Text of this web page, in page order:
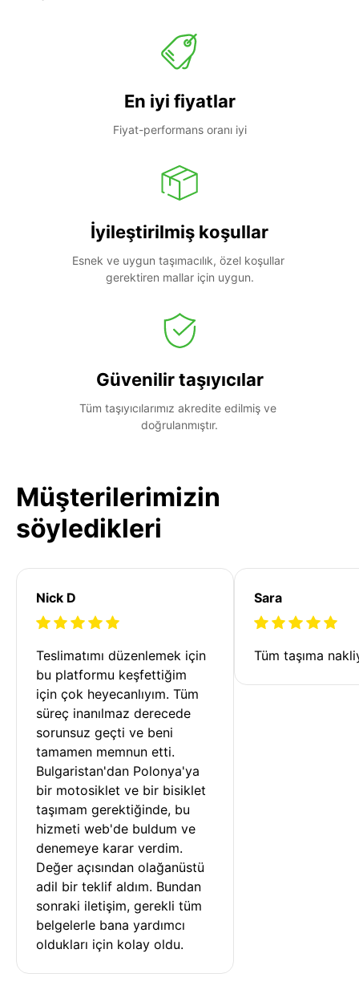
En iyi fiyatlar
Fiyat-performans oranı iyi
İyileştirilmiş koşullar
Esnek ve uygun taşımacılık, özel koşullar
gerektiren mallar için uygun.
Güvenilir taşıyıcılar
Tüm taşıyıcılarımız akredite edilmiş ve
doğrulanmıştır.
Müşterilerimizin
söyledikleri
Nick D
Teslimatımı düzenlemek için
bu platformu keşfettiğim
için çok heyecanlıyım. Tüm
süreç inanılmaz derecede
sorunsuz geçti ve beni
tamamen memnun etti.
Bulgaristan'dan Polonya'ya
bir motosiklet ve bir bisiklet
taşımam gerektiğinde, bu
hizmeti web'de buldum ve
denemeye karar verdim.
Değer açısından olağanüstü
adil bir teklif aldım. Bundan
sonraki iletişim, gerekli tüm
belgelerle bana yardımcı
oldukları için kolay oldu.
Sara
Tüm taşıma